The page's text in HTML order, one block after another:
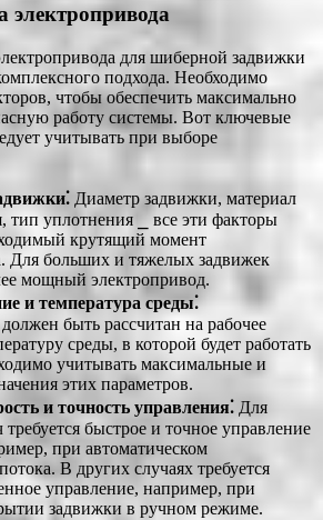
для шиберной задвижки
подхода. Необходимо
чтобы обеспечить максимально
работу системы. Вот ключевые
учитывать при выборе
Диаметр задвижки, материал
тип уплотнения ⎯ все эти факторы
крутящий момент
Для больших и тяжелых задвижек
мощный электропривод.
и температура среды⁚
быть рассчитан на рабочее
среды, в которой будет работать
учитывать максимальные и
этих параметров.
и точность управления⁚ Для
требуется быстрое и точное управление
при автоматическом
В других случаях требуется
управление, например, при
задвижки в ручном режиме.